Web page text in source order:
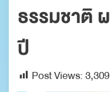
ธรรมชาติ
ปี
Post Views:3,309